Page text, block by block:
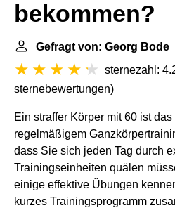
bekommen?
Gefragt von: Georg Bode
sternezahl:
sternebewertungen)
Ein straffer Körper mit 60 ist
regelmäßigem
dass Sie sich jeden Tag durch
Trainingseinheiten quälen
einige effektive Übungen
kurzes Trainingsprogramm